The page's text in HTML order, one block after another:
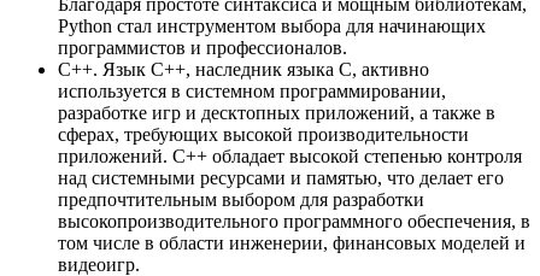
Благодаря простоте синтаксиса и мощным библиотекам,
Python стал инструментом выбора для начинающих
программистов и профессионалов.
C++. Язык C++, наследник языка C, активно
используется в системном программировании,
разработке игр и десктопных приложений, а также в
сферах, требующих высокой производительности
приложений. C++ обладает высокой степенью контроля
над системными ресурсами и памятью, что делает его
предпочтительным выбором для разработки
высокопроизводительного программного обеспечения, в
том числе в области инженерии, финансовых моделей и
видеоигр.